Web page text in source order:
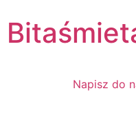
to
content
Napisz do